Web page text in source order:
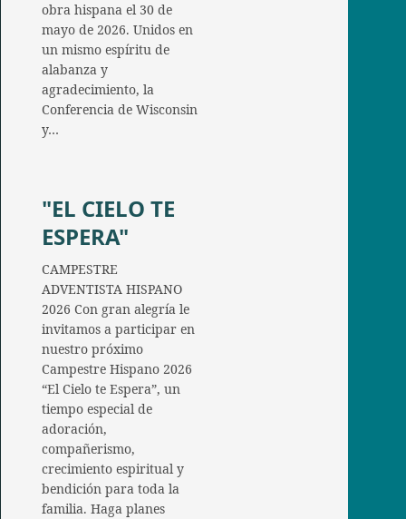
obra hispana el 30 de
mayo de 2026. Unidos en
un mismo espíritu de
alabanza y
agradecimiento, la
Conferencia de Wisconsin
y…
"EL CIELO TE
ESPERA"
CAMPESTRE
ADVENTISTA HISPANO
2026 Con gran alegría le
invitamos a participar en
nuestro próximo
Campestre Hispano 2026
“El Cielo te Espera”, un
tiempo especial de
adoración,
compañerismo,
crecimiento espiritual y
bendición para toda la
familia. Haga planes